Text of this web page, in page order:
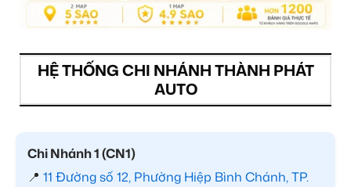
HỆ THỐNG CHI NHÁNH THÀNH PHÁT
AUTO
Chi Nhánh 1 (CN1)
📍 11 Đường số 12, Phường Hiệp Bình Chánh, TP.